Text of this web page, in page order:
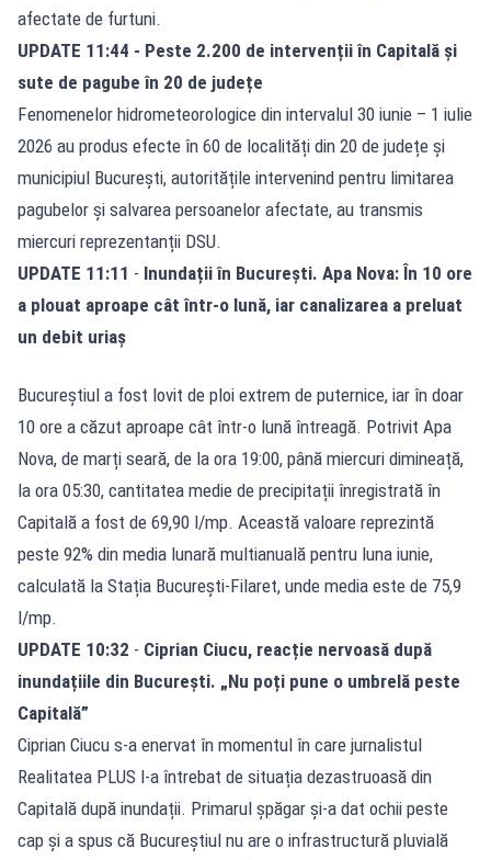
afectate de furtuni.
UPDATE 11:44 - Peste 2.200 de intervenții în Capitală și
sute de pagube în 20 de județe
Fenomenelor hidrometeorologice din intervalul 30 iunie – 1 iulie
2026 au produs efecte în 60 de localități din 20 de județe și
municipiul București, autoritățile intervenind pentru limitarea
pagubelor și salvarea persoanelor afectate, au transmis
miercuri reprezentanții DSU.
UPDATE 11:11 - Inundații în București. Apa Nova: În 10 ore
a plouat aproape cât într-o lună, iar canalizarea a preluat
un debit uriaș
Bucureștiul a fost lovit de ploi extrem de puternice, iar în doar
10 ore a căzut aproape cât într-o lună întreagă. Potrivit Apa
Nova, de marți seară, de la ora 19:00, până miercuri dimineață,
la ora 05:30, cantitatea medie de precipitații înregistrată în
Capitală a fost de 69,90 l/mp. Această valoare reprezintă
peste 92% din media lunară multianuală pentru luna iunie,
calculată la Stația București-Filaret, unde media este de 75,9
l/mp.
UPDATE 10:32 - Ciprian Ciucu, reacție nervoasă după
inundațiile din București. „Nu poți pune o umbrelă peste
Capitală”
Ciprian Ciucu s-a enervat în momentul în care jurnalistul
Realitatea PLUS l-a întrebat de situația dezastruoasă din
Capitală după inundații. Primarul șpăgar și-a dat ochii peste
cap și a spus că Bucureștiul nu are o infrastructură pluvială